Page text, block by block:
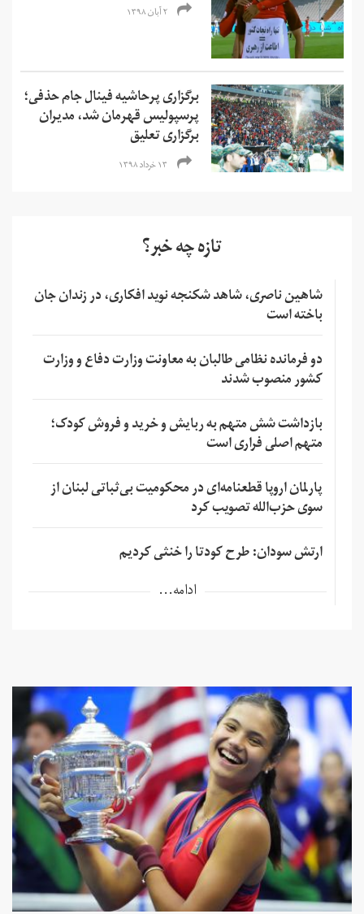
۲ آبان ۱۳۹۸
برگزاری پرحاشیه فینال جام حذفی؛
پرسپولیس قهرمان شد، مدیران
برگزاری تعلیق
۱۳ خرداد ۱۳۹۸
تازه چه خبر؟
شاهین ناصری، شاهد شکنجه نوید افکاری، در زندان جان
باخته است
دو فرمانده نظامی طالبان به معاونت وزارت دفاع و وزارت
کشور منصوب شدند
بازداشت شش متهم به ربایش و خرید و فروش کودک؛
متهم اصلی فراری است
پارلمان اروپا قطعنامه‌ای در محکومیت بی‌ثباتی لبنان از
سوی حزب‌الله تصویب کرد
ارتش سودان: طرح کودتا را خنثی کردیم
ادامه...